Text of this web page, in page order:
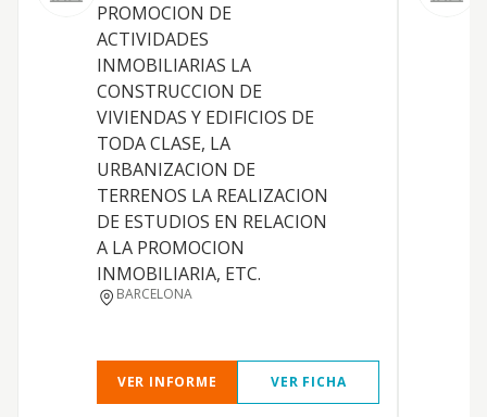
PROMOCION DE
ACTIVIDADES
INMOBILIARIAS LA
CONSTRUCCION DE
VIVIENDAS Y EDIFICIOS DE
TODA CLASE, LA
URBANIZACION DE
TERRENOS LA REALIZACION
DE ESTUDIOS EN RELACION
A LA PROMOCION
INMOBILIARIA, ETC.
BARCELONA
VER INFORME VER FICHA